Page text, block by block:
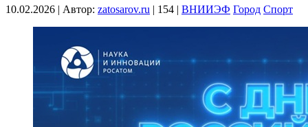
10.02.2026 | Автор: zatosarov.ru | 154 | ВНИИЭФ Город Спорт